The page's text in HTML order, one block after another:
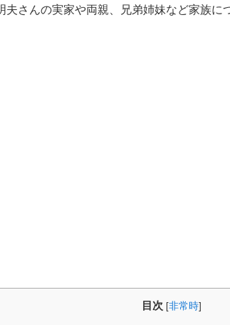
夫さんの実家や両親、兄弟姉妹など家族に
目次 [非常時]